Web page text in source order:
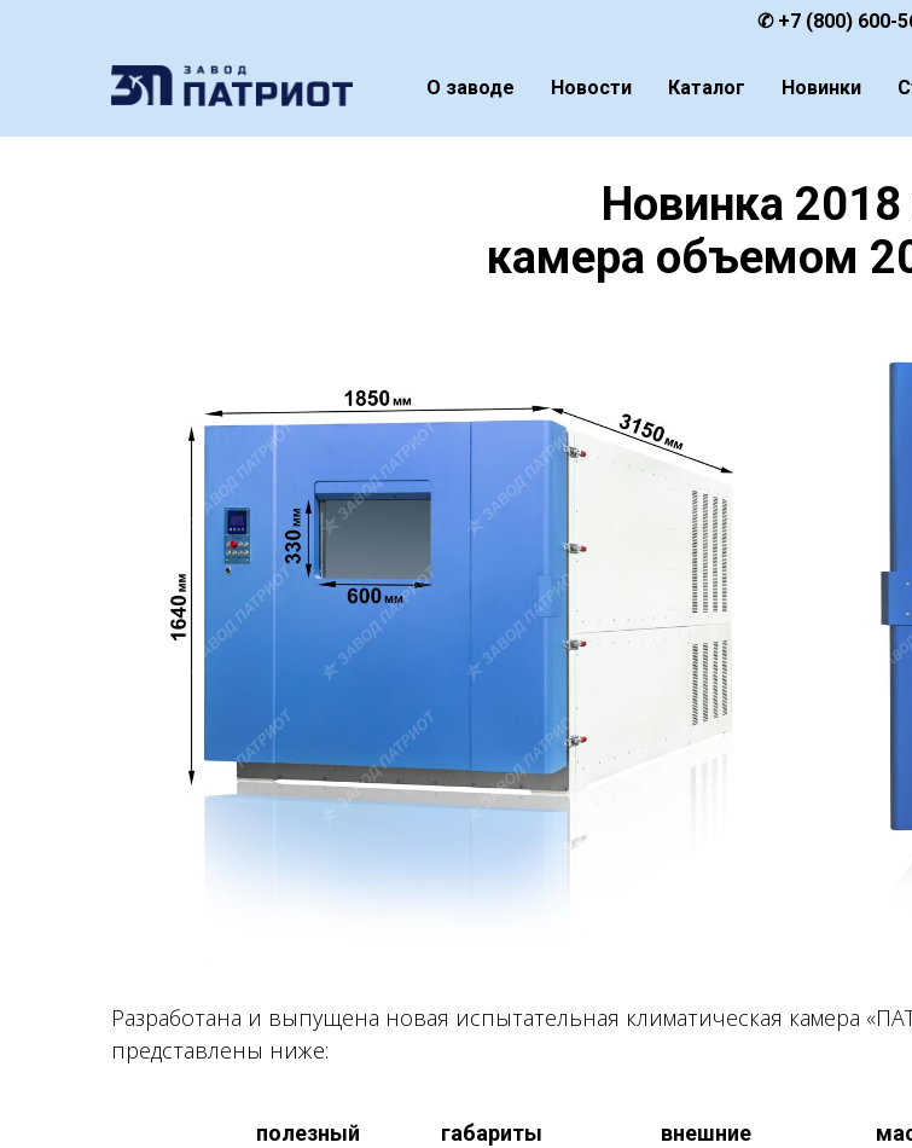
✆ +7 (800) 600-
О заводе Новости Каталог Новинки
Новинка 2018
камера объемом
Разработана и выпущена новая испытательная климатическая камера
представлены ниже:
полезный
габариты
внешние